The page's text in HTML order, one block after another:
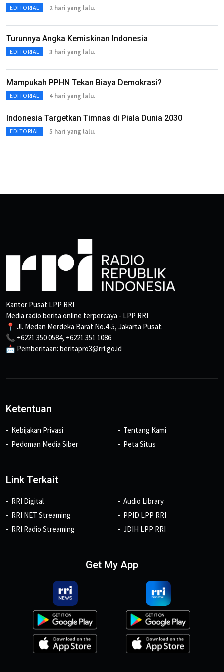
EDITORIAL 2 hari yang lalu.
Turunnya Angka Kemiskinan Indonesia
EDITORIAL 3 hari yang lalu.
Mampukah PPHN Tekan Biaya Demokrasi?
EDITORIAL 4 hari yang lalu.
Indonesia Targetkan Timnas di Piala Dunia 2030
EDITORIAL 5 hari yang lalu.
Kantor Pusat LPP RRI
Media radio berita online terpercaya - LPP RRI
📍 Jl. Medan Merdeka Barat No.4-5, Jakarta Pusat.
📞 +6221 350 0584, +6221 351 1086
📩 Pemberitaan: beritapro3@rri.go.id
Ketentuan
Kebijakan Privasi
Pedoman Media Siber
Tentang Kami
Peta Situs
Link Terkait
RRI Digital
RRI NET Streaming
RRI Radio Streaming
Audio Library
PPID LPP RRI
JDIH LPP RRI
Get My App